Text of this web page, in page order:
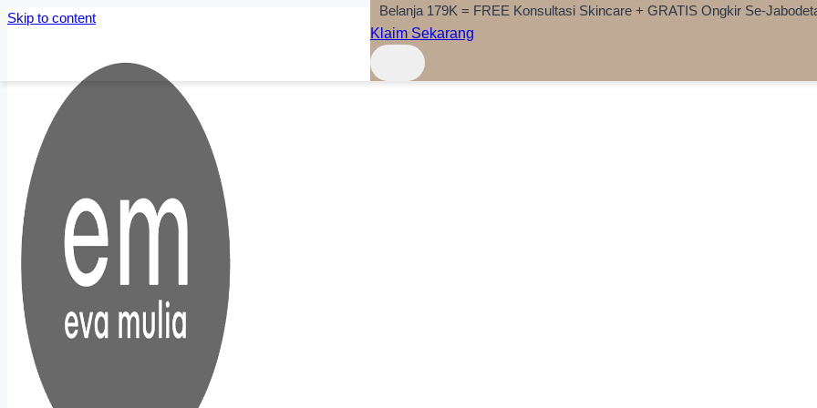
Skip to content
Belanja 179K = FREE Konsultasi Skincare + GRATIS Ongkir Se-
Klaim Sekarang